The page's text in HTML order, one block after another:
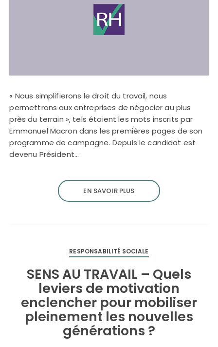
« Nous simplifierons le droit du travail, nous
permettrons aux entreprises de négocier au plus
près du terrain », tels étaient les mots inscrits par
Emmanuel Macron dans les premières pages de son
programme de campagne. Depuis le candidat est
devenu Président…
EN SAVOIR PLUS
RESPONSABILITÉ SOCIALE
SENS AU TRAVAIL – Quels
leviers de motivation
enclencher pour mobiliser
pleinement les nouvelles
générations ?